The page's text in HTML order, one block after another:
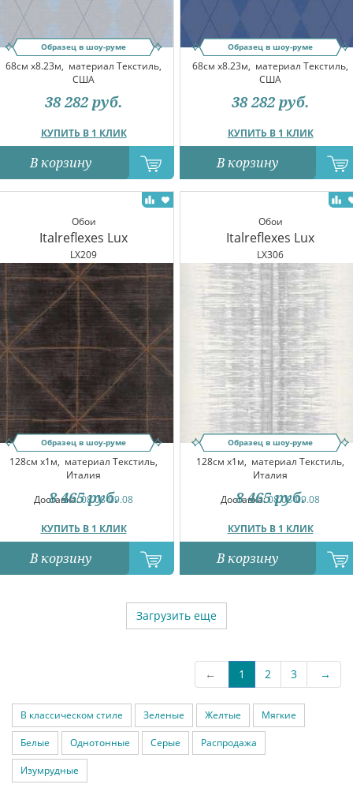
Образец в шоу-руме
68см x8.23м, материал Текстиль,
США
КУПИТЬ В 1 КЛИК
38 282 руб.
В корзину
Образец в шоу-руме
68см x8.23м, материал Текстиль,
США
КУПИТЬ В 1 КЛИК
38 282 руб.
В корзину
Обои
Italreflexes Lux
LX209
Образец в шоу-руме
128см x1м, материал Текстиль,
Италия
Доставка:08.08-09.08
КУПИТЬ В 1 КЛИК
8 465 руб.
В корзину
Обои
Italreflexes Lux
LX306
Образец в шоу-руме
128см x1м, материал Текстиль,
Италия
Доставка:08.08-09.08
КУПИТЬ В 1 КЛИК
8 465 руб.
В корзину
Загрузить еще
← 1 2 3 →
В классическом стиле Зеленые Желтые Мягкие
Белые Однотонные Серые Распродажа
Изумрудные